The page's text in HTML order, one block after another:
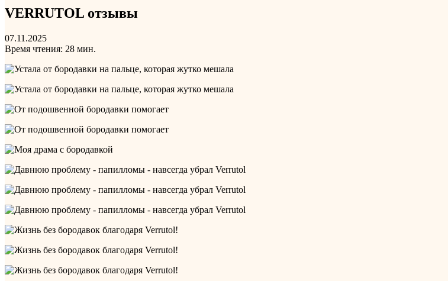
VERRUTOL отзывы
07.11.2025
Время чтения: 28 мин.